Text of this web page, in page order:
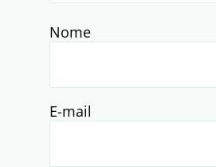
Nome
E-mail